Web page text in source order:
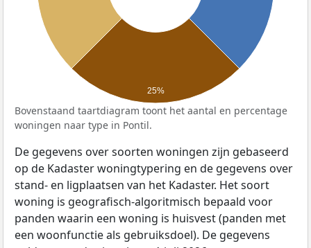
25%
Bovenstaand taartdiagram toont het aantal en percentage
woningen naar type in Pontil.
De gegevens over soorten woningen zijn gebaseerd
op de Kadaster woningtypering en de gegevens over
stand- en ligplaatsen van het Kadaster. Het soort
woning is geografisch-algoritmisch bepaald voor
panden waarin een woning is huisvest (panden met
een woonfunctie als gebruiksdoel). De gegevens